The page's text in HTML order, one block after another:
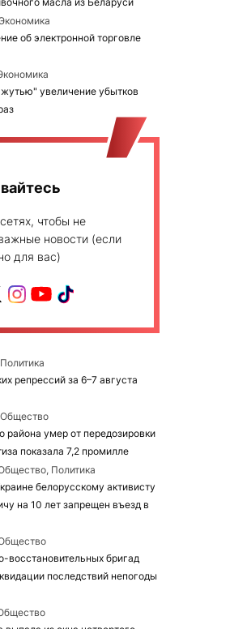
об электронной торговле
увеличение убытков
чтобы не
новости (если
для вас)
Политика
репрессий за 6–7 августа
Общество
района умер от передозировки
показала 7,2 промилле
Политика
белорусскому активисту
на 10 лет запрещен въезд в
восстановительных бригад
последствий непогоды